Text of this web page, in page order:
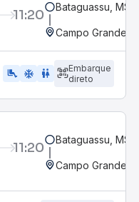
11:20 Bataguassu, MS
Campo Grande,
airline_seat_legroom_extra ac_unit wc
Embarque
direto
11:20 Bataguassu, MS
Campo Grande,